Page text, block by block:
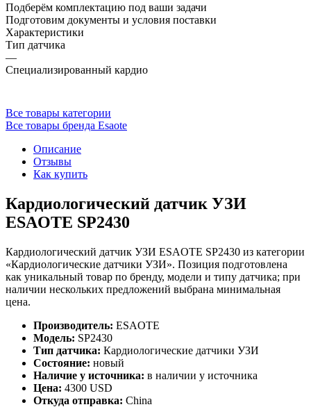
Подберём комплектацию под ваши задачи
Подготовим документы и условия поставки
Характеристики
Тип датчика
—
Специализированный кардио
Все товары категории
Все товары бренда Esaote
Описание
Отзывы
Как купить
Кардиологический датчик УЗИ
ESAOTE SP2430
Кардиологический датчик УЗИ ESAOTE SP2430 из категории
«Кардиологические датчики УЗИ». Позиция подготовлена
как уникальный товар по бренду, модели и типу датчика; при
наличии нескольких предложений выбрана минимальная
цена.
Производитель: ESAOTE
Модель: SP2430
Тип датчика: Кардиологические датчики УЗИ
Состояние: новый
Наличие у источника: в наличии у источника
Цена: 4300 USD
Откуда отправка: China